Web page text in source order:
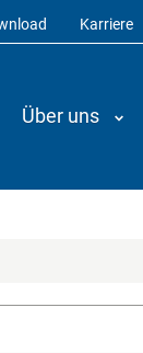
Karriere
Über uns